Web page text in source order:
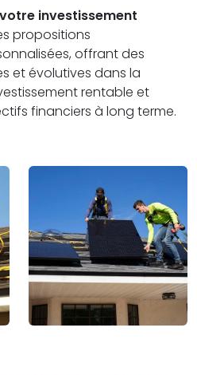
investissement
propositions
offrant des
et évolutives dans la
rentable et
financiers à long terme.